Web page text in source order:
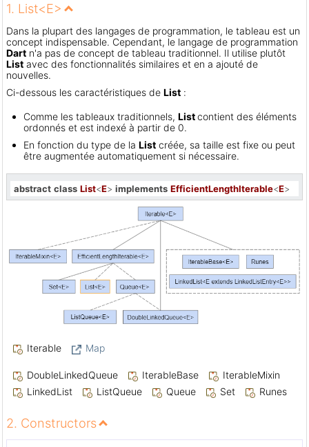
1. List<E>
Dans la plupart des langages de programmation, le tableau est un
concept indispensable. Cependant, le langage de programmation
Dart n'a pas de concept de tableau traditionnel. Il utilise plutôt
List avec des fonctionnalités similaires et en a ajouté de
nouvelles.
Ci-dessous les caractéristiques de List :
Comme les tableaux traditionnels, Listcontient des éléments
ordonnés et est indexé à partir de 0.
En fonction du type de la List créée, sa taille est fixe ou peut
être augmentée automatiquement si nécessaire.
abstract class List<E> implements EfficientLengthIterable<E>
Iterable Map
DoubleLinkedQueue IterableBase
IterableMixin
LinkedList
ListQueue Queue Set Runes
2. Constructors